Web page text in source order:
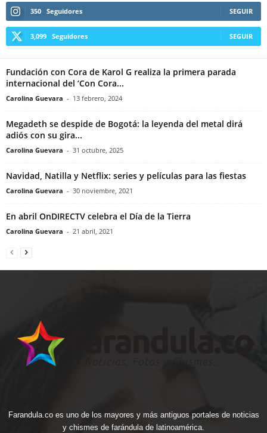
350 Seguidores SEGUIR
3,099 Seguidores SEGUIR
Fundación con Cora de Karol G realiza la primera parada
internacional del ‘Con Cora...
Carolina Guevara - 13 febrero, 2024
Megadeth se despide de Bogotá: la leyenda del metal dirá
adiós con su gira...
Carolina Guevara - 31 octubre, 2025
Navidad, Natilla y Netflix: series y películas para las fiestas
Carolina Guevara - 30 noviembre, 2021
En abril OnDIRECTV celebra el Día de la Tierra
Carolina Guevara - 21 abril, 2021
Farandula.co es uno de los mayores y más antiguos portales de noticias
y chismes de farándula de latinoamérica.